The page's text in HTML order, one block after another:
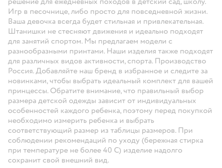
Игр в песочнице, либо просто для повседневной жизни.
Ваша девочка всегда будет стильная и привлекательная.
Штанишки не стесняют движения и идеально подходят
для занятий спортом. Мы предлагаем модели с
разнообразными принтами. Наши изделия также подходят
для различных видов активности, спорта. Производство
Россия. Добавляйте наш бренд в избранное и следите за
новинками, чтобы выбрать идеальный комплект для вашей
принцессы. Обратите внимание, что правильный выбор
размера детской одежды зависит от индивидуальных
особенностей каждого ребенка, поэтому перед покупкой
необходимо измерить ребенка и выбрать
соответствующий размер из таблицы размеров. При
соблюдении рекомендаций по уходу (бережная стирка
при температуре не более 40 С) изделие надолго
сохранит свой внешний вид.